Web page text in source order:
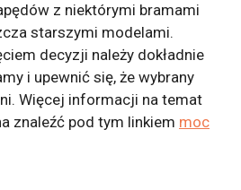
z niektórymi bramami
starszymi modelami.
decyzji należy dokładnie
i upewnić się, że wybrany
Więcej informacji na temat
znaleźć pod tym linkiem moc